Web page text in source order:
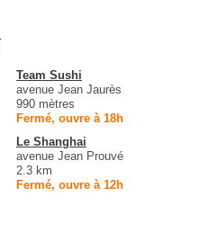
Team Sushi
avenue Jean Jaurès
990 mètres
Fermé, ouvre à 18h
Le Shanghai
avenue Jean Prouvé
2.3 km
Fermé, ouvre à 12h